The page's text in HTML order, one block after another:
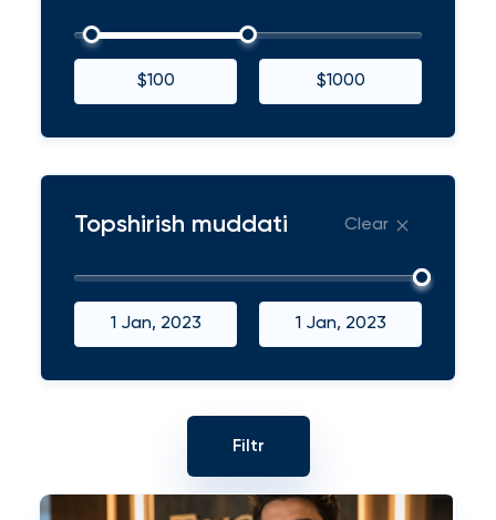
$100 $1000
Topshirish muddati Clear
1 Jan, 2023 1 Jan, 2023